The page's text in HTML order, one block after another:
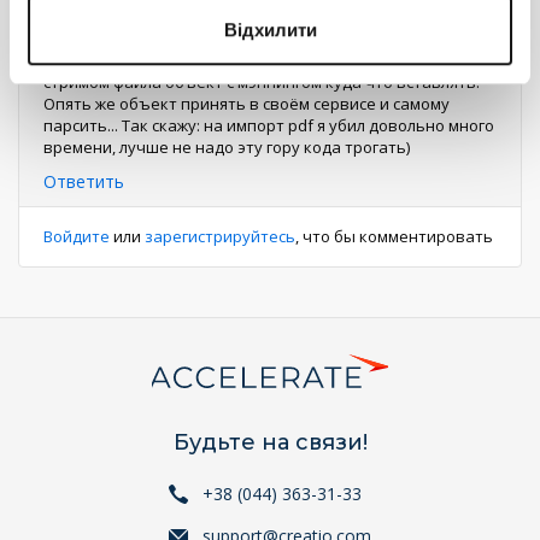
Відхилити
присылать в js ответ с конфигом, генерить страницу с
соответсятвием колонок и потом посылать вместе со
стримом файла объект с мэппингом куда что вставлять.
Опять же объект принять в своём сервисе и самому
парсить... Так скажу: на импорт pdf я убил довольно много
времени, лучше не надо эту гору кода трогать)
Ответить
Войдите или зарегистрируйтесь, что бы комментировать
Будьте на связи!
+38 (044) 363-31-33